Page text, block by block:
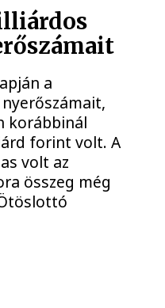
a
korábbinál
forint volt. A
volt az
összeg még